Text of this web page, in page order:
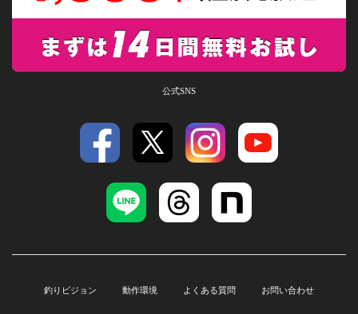
公式SNS
釣りビジョン 動作環境 よくある質問 お問い合わせ